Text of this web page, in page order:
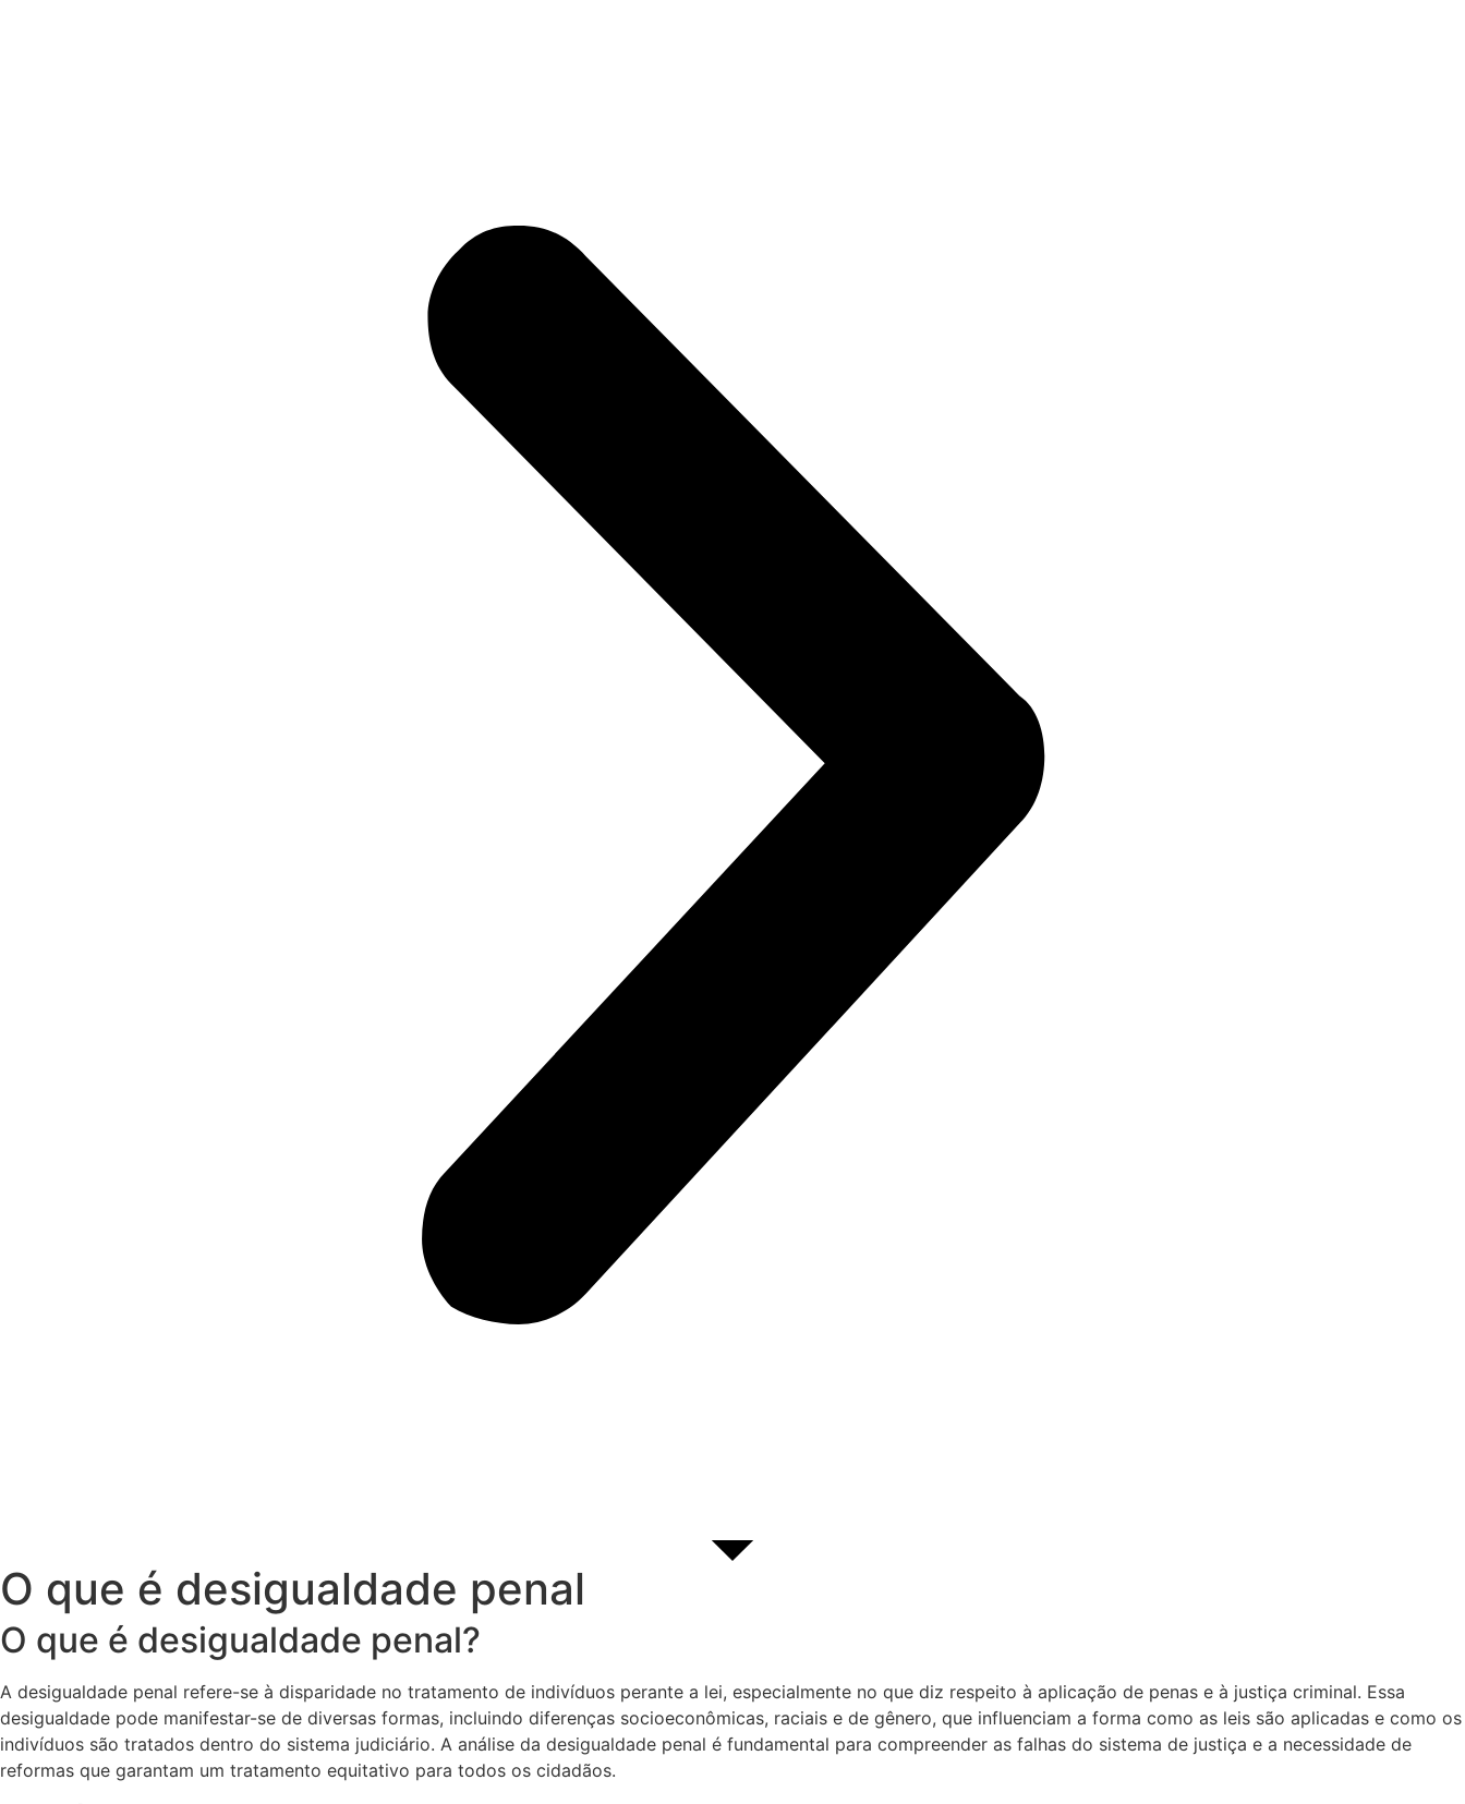
O que é desigualdade penal
O que é desigualdade penal?
A desigualdade penal refere-se à disparidade no tratamento de indivíduos perante a lei, especialmente no que diz respeito à aplicação de penas e à justiça criminal. Essa
desigualdade pode manifestar-se de diversas formas, incluindo diferenças socioeconômicas, raciais e de gênero, que influenciam a forma como as leis são aplicadas e como os
indivíduos são tratados dentro do sistema judiciário. A análise da desigualdade penal é fundamental para compreender as falhas do sistema de justiça e a necessidade de
reformas que garantam um tratamento equitativo para todos os cidadãos.